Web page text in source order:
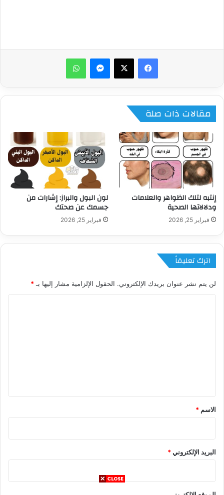
ماسنجر واتساب
مقالات ذات صلة
إنتبه لتلك الظواهر والعلامات
ودلالاتها الصحية
فبراير 25, 2026
لون البول والبراز: إشارات من
جسمك عن صحتك
فبراير 25, 2026
اترك تعليقاً
لن يتم نشر عنوان بريدك الإلكتروني. الحقول الإلزامية مشار إليها بـ *
*
الاسم *
البريد الإلكتروني*